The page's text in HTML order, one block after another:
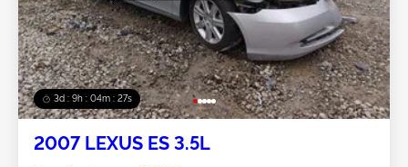
3d : 9h : 04m : 24s
2007 LEXUS ES 3.5L